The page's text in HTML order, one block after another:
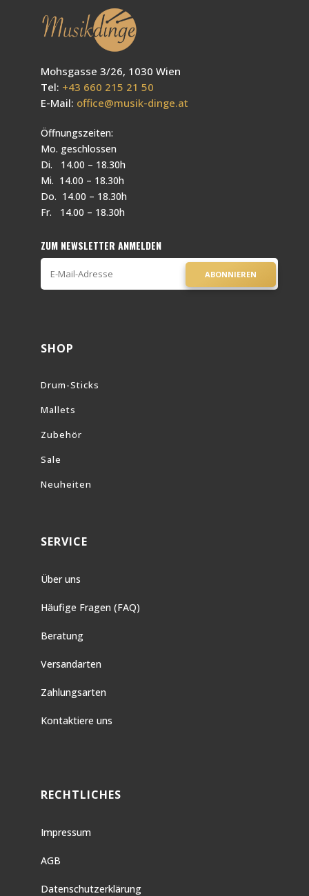
Mohsgasse 3/26, 1030 Wien
Tel: +43 660 215 21 50
E-Mail: office@musik-dinge.at
Öffnungszeiten:
Mo. geschlossen
Di. 14.00 – 18.30h
Mi. 14.00 – 18.30h
Do. 14.00 – 18.30h
Fr. 14.00 – 18.30h
ZUM NEWSLETTER ANMELDEN
ABONNIEREN
SHOP
Drum-Sticks
Mallets
Zubehör
Sale
Neuheiten
SERVICE
Über uns
Häufige Fragen (FAQ)
Beratung
Versandarten
Zahlungsarten
Kontaktiere uns
RECHTLICHES
Impressum
AGB
Datenschutzerklärung